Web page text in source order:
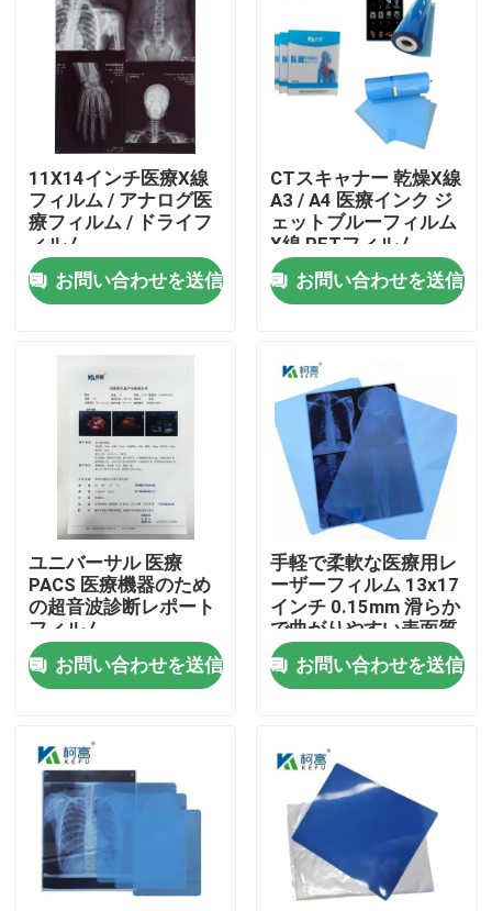
ホーム
企業情報
会社案内
品質管理
お問い合わせ
ニュース
すべての場合
医学X光線のフィルム
インクジェットX光線のフィルム
11X14インチ医療X線
フィルム / アナログ医
療フィルム / ドライフ
ィルム
お問い合わせを送信
CTスキャナー 乾燥X線
A3 / A4 医療インク ジ
ェットブルーフィルム
X線 PETフィルム
お問い合わせを送信
ユニバーサル 医療
PACS 医療機器のため
の超音波診断レポート
フィルム
お問い合わせを送信
手軽で柔軟な医療用レ
ーザーフィルム 13x17
インチ 0.15mm 滑らか
で曲がりやすい表面質
感
お問い合わせを送信